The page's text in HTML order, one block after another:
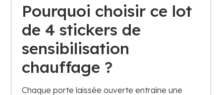
Pourquoi choisir ce lot
de 4 stickers de
sensibilisation
chauffage ?
Chaque porte laissée ouverte entraîne une